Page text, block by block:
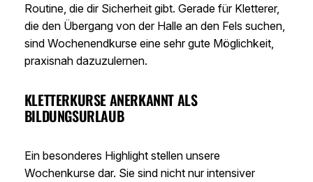
Routine, die dir Sicherheit gibt. Gerade für Kletterer,
die den Übergang von der Halle an den Fels suchen,
sind Wochenendkurse eine sehr gute Möglichkeit,
praxisnah dazuzulernen.
KLETTERKURSE ANERKANNT ALS
BILDUNGSURLAUB
Ein besonderes Highlight stellen unsere
Wochenkurse dar. Sie sind nicht nur intensiver